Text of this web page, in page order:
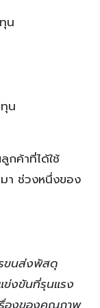
น
น
กค้าที่ได้ใช้
มา ช่วงหนึ่งของ
ขนส่งพัสดุ
ข่งขันที่รุนแรง
องของคุณภาพ